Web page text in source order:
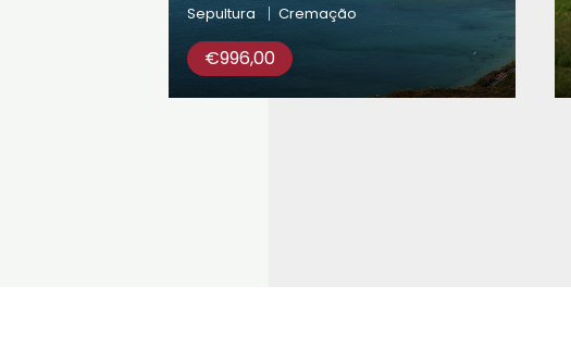
Sepultura Cremação
€996,00